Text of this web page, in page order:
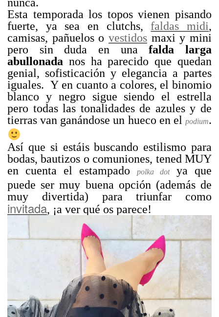
Esta temporada los topos vienen pisando
fuerte, ya sea en clutchs,faldas midi,
camisas, pañuelos o vestidos maxi y mini
pero sin duda en unafalda larga
abullonada nos ha parecido que quedan
genial, sofisticación y elegancia a partes
iguales. Y en cuanto a colores, el binomio
blanco y negro sigue siendo el estrella
pero todas las tonalidades de azules y de
tierras van ganándose un hueco en el podium.
Así que si estáis buscando estilismo para
bodas, bautizos o comuniones, tened MUY
en cuenta el estampado
polka dotya que
puede ser muy buena opción (además de
muy divertida) para triunfar como
invitada, ¡a ver qué os parece!